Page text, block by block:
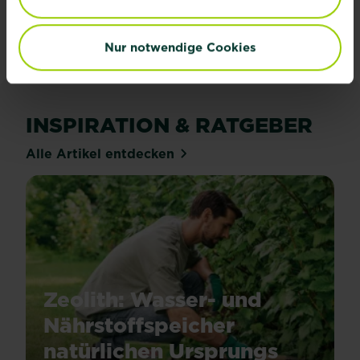
Nur notwendige Cookies
Jetzt anmelden
INSPIRATION & RATGEBER
Alle Artikel entdecken
Zeolith: Wasser- und
Nährstoffspeicher
natürlichen Ursprungs